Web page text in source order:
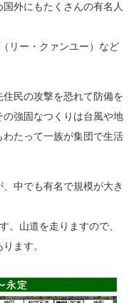
外にもたくさんの有名人
リー・クァンユー）など
民の攻撃を恐れて防備を
強固なつくりは台風や地
たって一族が集団で生活
中でも有名で規模が大き
。山道を走りますので、
ます。